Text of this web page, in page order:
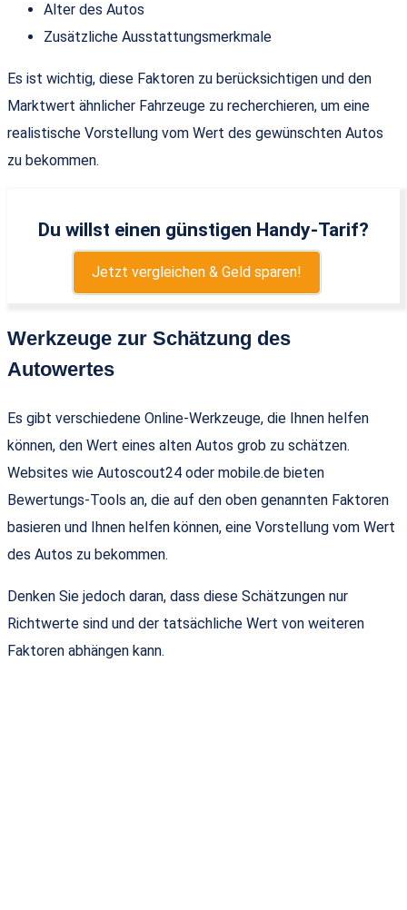
Alter des Autos
Zusätzliche Ausstattungsmerkmale
Es ist wichtig, diese Faktoren zu berücksichtigen und den
Marktwert ähnlicher Fahrzeuge zu recherchieren, um eine
realistische Vorstellung vom Wert des gewünschten Autos
zu bekommen.
Du willst einen günstigen Handy-Tarif?
Jetzt vergleichen & Geld sparen!
Werkzeuge zur Schätzung des
Autowertes
Es gibt verschiedene Online-Werkzeuge, die Ihnen helfen
können, den Wert eines alten Autos grob zu schätzen.
Websites wie Autoscout24 oder mobile.de bieten
Bewertungs-Tools an, die auf den oben genannten Faktoren
basieren und Ihnen helfen können, eine Vorstellung vom Wert
des Autos zu bekommen.
Denken Sie jedoch daran, dass diese Schätzungen nur
Richtwerte sind und der tatsächliche Wert von weiteren
Faktoren abhängen kann.